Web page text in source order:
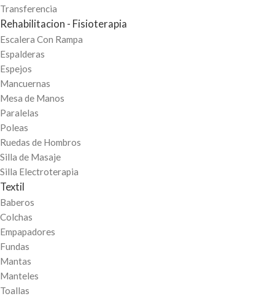
Transferencia
Rehabilitacion - Fisioterapia
Escalera Con Rampa
Espalderas
Espejos
Mancuernas
Mesa de Manos
Paralelas
Poleas
Ruedas de Hombros
Silla de Masaje
Silla Electroterapia
Textil
Baberos
Colchas
Empapadores
Fundas
Mantas
Manteles
Toallas